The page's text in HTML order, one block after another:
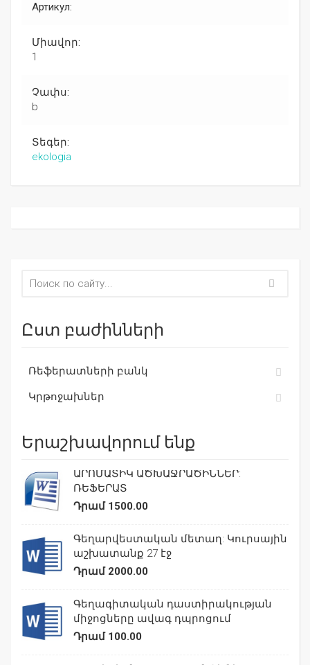
Артикул:
Միավոր:
1
Չափս:
b
Տեգեր:
ekologia
Ըստ բաժինների
Ռեֆերատների բանկ
Կրթոջախներ
Երաշխավորում ենք
ԱՐՈՄԱՏԻԿ ԱԾԽԱՋՐԱԾԻՆՆԵՐ:
ՌԵՖԵՐԱՏ
Դրամ 1500.00
Գեղարվեստական մետաղ: Կուրսային
աշխատանք 27 էջ
Դրամ 2000.00
Գեղագիտական դաստիրակության
միջոցները ավագ դպրոցում
Դրամ 100.00